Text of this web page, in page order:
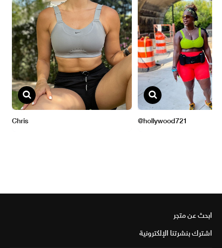
ابحث عن متجر
اشترك بنشرتنا الإلكترونية